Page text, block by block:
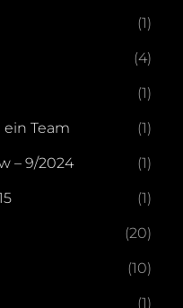
(1)
(4)
(1)
Team (1)
– 9/2024 (1)
(1)
(20)
(10)
(1)